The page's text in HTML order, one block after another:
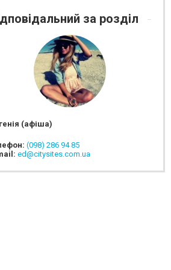
за розділ
(афіша)
(098) 286 94 85
ed@citysites.com.ua